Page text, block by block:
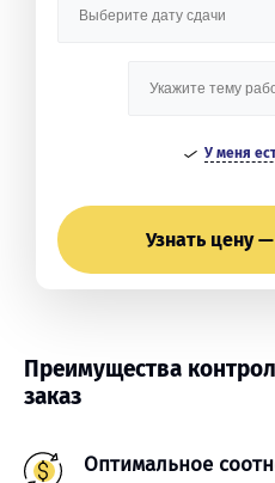
У меня
Узнать цену
Преимущества
заказ
Оптимальное